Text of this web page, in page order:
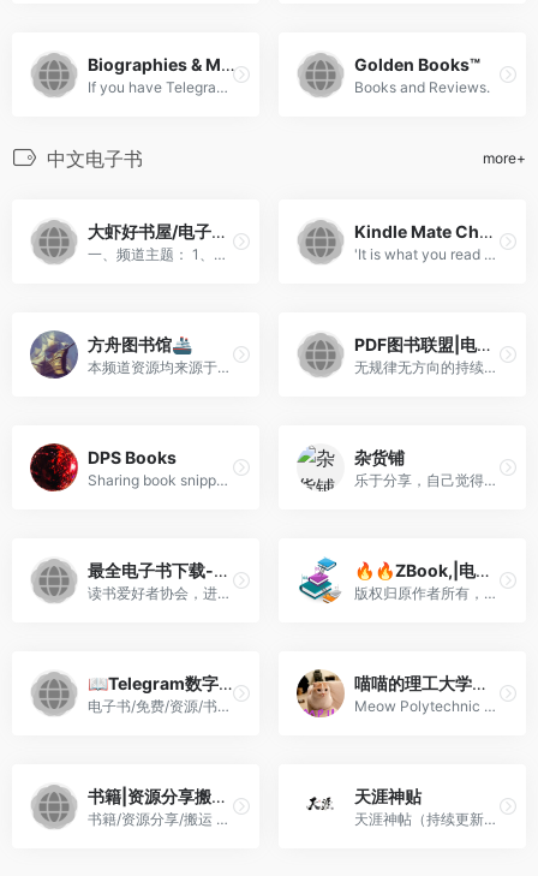
Biographies & Memoirs books
If you have Telegram , you ...
Golden Books™
Books and Reviews.
中文电子书 more+
大虾好书屋/电子书下载/学术/书单/主题阅读/读书/book
一、频道主题： 1、哲学、政...
Kindle Mate Channel
'It is what you read when y...
方舟图书馆🚢
本频道资源均来源于网络，不...
PDF图书联盟|电子书|ebook📖
无规律无方向的持续分享一些...
DPS Books
Sharing book snippets by DPS
杂货铺
乐于分享，自己觉得好的东西...
最全电子书下载-成人小说-看电子书|
读书爱好者协会，进入分享内...
🔥🔥ZBook,|电子书📚| 小说|漫画资源||禁书分|享|交流频道|🔥🔥🅰️电子书
版权归原作者所有，如有侵权...
📖Telegram数字图书馆
电子书/免费/资源/书库/漫画/...
喵喵的理工大学（推送）
Meow Polytechnic University...
书籍|资源分享搬运|存档
书籍/资源分享/搬运 本频道...
天涯神贴
天涯神帖（持续更新中） 联系...